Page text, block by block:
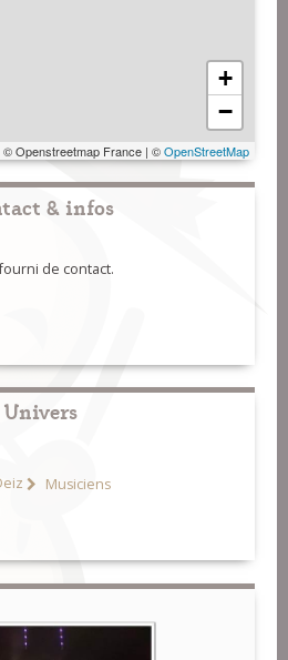
+
−
© Openstreetmap France | ©OpenStreetMap
& infos
de contact.
Univers
Musiciens